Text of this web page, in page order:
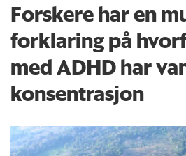
Forskere har en
forklaring på
med ADHD har
konsentrasjon